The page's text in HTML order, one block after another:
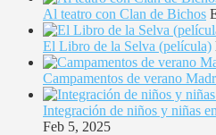
Al teatro con Clan de Bichos
El Libro de la Selva (película)
Campamentos de verano
Integración de niños y niñas
Feb 5, 2025